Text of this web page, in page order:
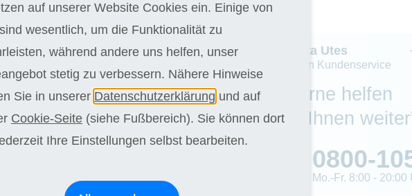
kostenlos testen
bei einer wöchentlichen Bearbeitungszeit
bieten Ihnen jedoch die Möglichkeit schneller oder
Die Regelstudienzeit kann bei langsamerem
kostenlos überschritten werden.
Sie niemals alleine da. Vertrauen Sie auf eine
durch unsere sympathischen Fachdozenten,
Bedürfnisse eingehen, sich Zeit für Sie nehmen
Profitieren Sie von flexiblen
erleben Sie einen inspirierenden Austausch, der
und unvergesslich werden lässt.
Madita Utes
Leiterin Kundenservice
“Gerne helfen
wir Ihnen
0800-
Mo.-Fr. 8:00 -
auf unserer Website Cookies ein. Einige von
wesentlich, um die Funktionalität zu
während andere uns helfen, unser
stetig zu verbessern. Nähere Hinweise
Sie in unserer Datenschutzerklärung und auf
Cookie-Seite (siehe Fußbereich). Sie können dort
Ihre Einstellungen selbst bearbeiten.